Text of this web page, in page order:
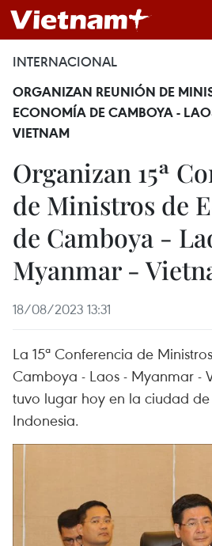
INTERNACIONAL
ORGANIZAN REUNIÓN DE
ECONOMÍA DE CAMBOYA -
VIETNAM
Organizan 15ª
de Ministros de
de Camboya -
Myanmar -
18/08/2023 13:31
La 15ª Conferencia de
Camboya - Laos - Myanmar -
tuvo lugar hoy en la ciudad
Indonesia.